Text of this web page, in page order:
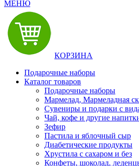
МЕНЮ
КОРЗИНА
Подарочные наборы
Каталог товаров
Подарочные наборы
Мармелад, Мармеладная
Сувениры и подарки с
Чай, кофе и другие
Зефир
Пастила и яблочный сыр
Диабетические продукты
Хрустила с сахаром и без
Конфеты, шоколад,